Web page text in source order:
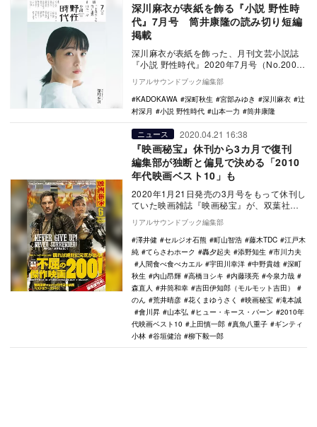
深川麻衣が表紙を飾る『小説 野性時
代』7月号 筒井康隆の読み切り短編
掲載
深川麻衣が表紙を飾った、月刊文芸小説誌
『小説 野性時代』2020年7月号（No.200）
が、2020年6月11日にKADOKAW…
リアルサウンドブック編集部
KADOKAWA
深町秋生 宮部みゆき 深川麻衣
辻
村深月
小説 野性時代 山本一力 筒井康隆
ニュース 2020.04.21 16:38
『映画秘宝』休刊から3カ月で復刊
編集部が独断と偏見で決める「2010
年代映画ベスト10」も
2020年1月21日発売の3月号をもって休刊し
ていた映画雑誌『映画秘宝』が、双葉社よ
り復刊した。 Amazonでは予…
リアルサウンドブック編集部
澤井健
セルジオ石熊 町山智浩 藤木TDC
江戸木
純
てらさわホーク 轟夕起夫 添野知生
市川力夫
人間食べ食べカエル
宇田川幸洋 中野貴雄
深町
秋生
内山昂輝 高橋ヨシキ 内藤瑛亮
今泉力哉
森直人
井筒和幸
吉田伊知郎（モルモット吉田）
のん
荒井晴彦 花くまゆうさく 映画秘宝
滝本誠
會川昇
山本弘 ヒュー・キース・バーン
2010年
代映画ベスト10
上田慎一郎 真魚八重子
ギンティ
小林
谷垣健治 柳下毅一郎